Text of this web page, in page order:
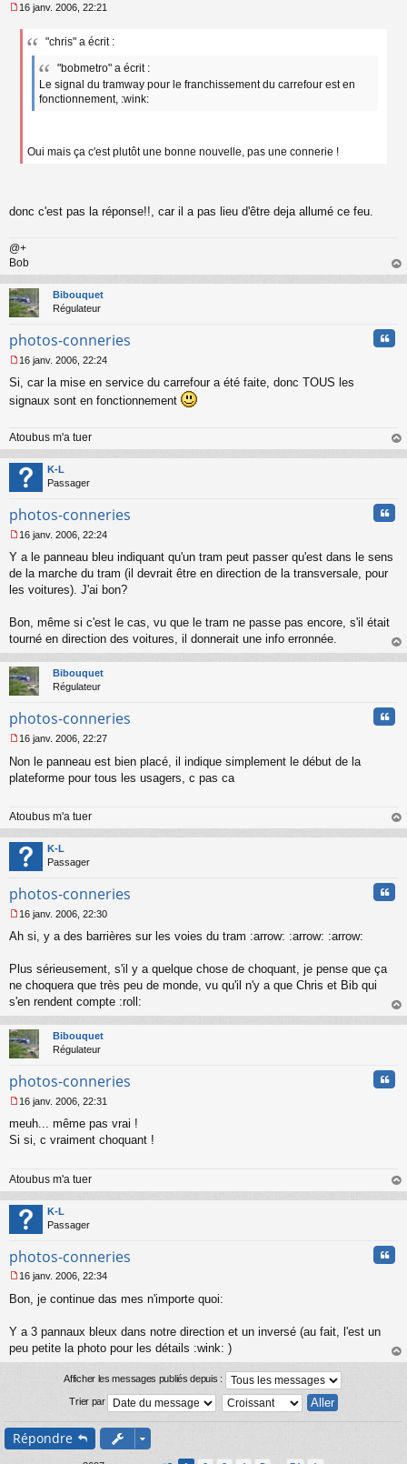
e
u
16 janv. 2006, 22:21
"chris" a écrit :
"bobmetro" a écrit :
Le signal du tramway pour le franchissement du carrefour est en
fonctionnement, :wink:
Oui mais ça c'est plutôt une bonne nouvelle, pas une connerie !
donc c'est pas la réponse!!, car il a pas lieu d'être deja allumé ce feu.
@+
Bob
au
Bibouquet
Régulateur
photos-conneries
e
s
s
g
e
n
o
n
l
u
16 janv. 2006, 22:24
Si, car la mise en service du carrefour a été faite, donc TOUS les
signaux sont en fonctionnement
Atoubus m'a tuer
au
K-L
Passager
photos-conneries
e
s
s
e
n
o
n
l
u
16 janv. 2006, 22:24
Y a le panneau bleu indiquant qu'un tram peut passer qu'est dans le sens
de la marche du tram (il devrait être en direction de la transversale, pour
les voitures). J'ai bon?
Bon, même si c'est le cas, vu que le tram ne passe pas encore, s'il était
tourné en direction des voitures, il donnerait une info erronnée.
au
Bibouquet
Régulateur
photos-conneries
e
s
g
e
n
o
n
u
16 janv. 2006, 22:27
Non le panneau est bien placé, il indique simplement le début de la
plateforme pour tous les usagers, c pas ca
Atoubus m'a tuer
au
K-L
Passager
photos-conneries
e
s
g
e
n
o
n
l
u
16 janv. 2006, 22:30
Ah si, y a des barrières sur les voies du tram :arrow: :arrow: :arrow:
Plus sérieusement, s'il y a quelque chose de choquant, je pense que ça
ne choquera que très peu de monde, vu qu'il n'y a que Chris et Bib qui
s'en rendent compte :roll:
au
Bibouquet
Régulateur
photos-conneries
e
s
g
e
n
o
n
u
16 janv. 2006, 22:31
meuh... même pas vrai !
Si si, c vraiment choquant !
Atoubus m'a tuer
au
K-L
Passager
photos-conneries
e
g
l
u
16 janv. 2006, 22:34
Bon, je continue das mes n'importe quoi:
Y a 3 pannaux bleux dans notre direction et un inversé (au fait, l'est un
peu petite la photo pour les détails :wink: )
au
Afficher les messages publiés depuis :
Trier par
Répondre